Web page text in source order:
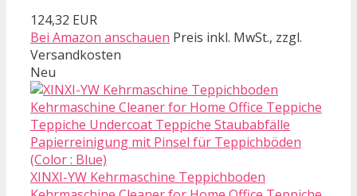
124,32 EUR
Bei Amazon anschauen Preis inkl. MwSt., zzgl.
Versandkosten
Neu
XINXI-YW Kehrmaschine Teppichboden